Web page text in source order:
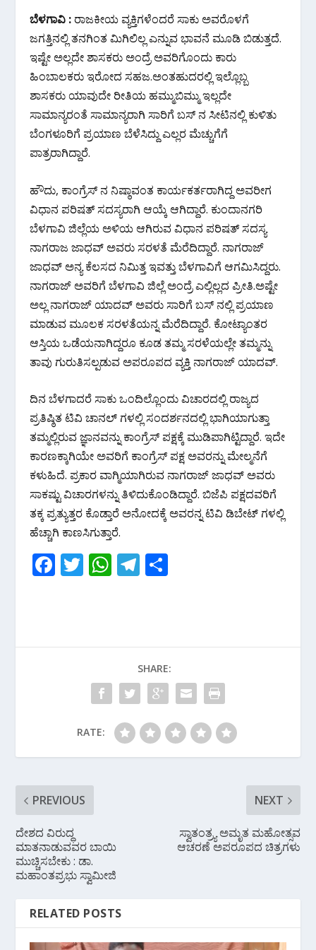
ac
e
b
o
o
k
itt
er
h
at
s
A
p
p
el
e
gr
a
m
h
ar
e
ಬೆಳಗಾವಿ : ರಾಜಕೀಯ ವ್ಯಕ್ತಿಗಳೆಂದರೆ ಸಾಕು ಅವರೊಳಗೆ
ಜಗತ್ತಿನಲ್ಲಿ ತನಗಿಂತ ಮಿಗಿಲಿಲ್ಲ ಎನ್ನುವ ಭಾವನೆ ಮೂಡಿ ಬಿಡುತ್ತದೆ.
ಇಷ್ಟೇ ಅಲ್ಲದೇ ಶಾಸಕರು ಅಂದ್ರೆ ಅವರಿಗೊಂದು ಕಾರು
ಹಿಂಬಾಲಕರು ಇರೋದ ಸಹಜ.ಅಂತಹುದರಲ್ಲಿ ಇಲ್ಲೊಬ್ಬ
ಶಾಸಕರು ಯಾವುದೇ ರೀತಿಯ ಹಮ್ಮುಬಿಮ್ಮು ಇಲ್ಲದೇ
ಸಾಮಾನ್ಯರಂತೆ ಸಾಮಾನ್ಯರಾಗಿ ಸಾರಿಗೆ ಬಸ್ ನ ಸೀಟಿನಲ್ಲಿ ಕುಳಿತು
ಬೆಂಗಳೂರಿಗೆ ಪ್ರಯಾಣ ಬೆಳೆಸಿದ್ದು ಎಲ್ಲರ ಮೆಚ್ಚುಗೆಗೆ
ಪಾತ್ರರಾಗಿದ್ದಾರೆ.
ಹೌದು, ಕಾಂಗ್ರೆಸ್ ನ ನಿಷ್ಠಾವಂತ ಕಾರ್ಯಕರ್ತರಾಗಿದ್ದ ಅವರೀಗ
ವಿಧಾನ ಪರಿಷತ್ ಸದಸ್ಯರಾಗಿ ಆಯ್ಕೆ ಆಗಿದ್ದಾರೆ. ಕುಂದಾನಗರಿ
ಬೆಳಗಾವಿ ಜಿಲ್ಲೆಯ ಅಳಿಯ ಆಗಿರುವ ವಿಧಾನ ಪರಿಷತ್ ಸದಸ್ಯ
ನಾಗರಾಜ ಜಾಧವ್ ಅವರು ಸರಳತೆ ಮೆರೆದಿದ್ದಾರೆ. ನಾಗರಾಜ್
ಜಾಧವ್ ಅನ್ಯ ಕೆಲಸದ ನಿಮಿತ್ತ ಇವತ್ತು ಬೆಳಗಾವಿಗೆ ಆಗಮಿಸಿದ್ದರು‌.
ನಾಗರಾಜ್ ಅವರಿಗೆ ಬೆಳಗಾವಿ ಜಿಲ್ಲೆ ಅಂದ್ರೆ ಎಲ್ಲಿಲ್ಲದ ಪ್ರೀತಿ.ಅಷ್ಟೇ
ಅಲ್ಲ ನಾಗರಾಜ್ ಯಾದವ್ ಅವರು ಸಾರಿಗೆ ಬಸ್ ನಲ್ಲಿ ಪ್ರಯಾಣ
ಮಾಡುವ ಮೂಲಕ ಸರಳತೆಯನ್ನ ಮೆರೆದಿದ್ದಾರೆ. ಕೋಟ್ಯಾಂತರ
ಆಸ್ತಿಯ ಒಡೆಯನಾಗಿದ್ದರೂ ಕೂಡ ತಮ್ಮ ಸರಳೆಯಲ್ಲೇ ತಮ್ಮನ್ನು
ತಾವು ಗುರುತಿಸಲ್ಪಡುವ ಅಪರೂಪದ ವ್ಯಕ್ತಿ ನಾಗರಾಜ್ ಯಾದವ್.
ದಿನ ಬೆಳಗಾದರೆ ಸಾಕು ಒಂದಿಲ್ಲೊಂದು ವಿಚಾರದಲ್ಲಿ ರಾಜ್ಯದ
ಪ್ರತಿಷ್ಠಿತ ಟಿವಿ ಚಾನಲ್ ಗಳಲ್ಲಿ ಸಂದರ್ಶನದಲ್ಲಿ ಭಾಗಿಯಾಗುತ್ತಾ
ತಮ್ಮಲ್ಲಿರುವ ಜ್ಞಾನವನ್ನು ಕಾಂಗ್ರೆಸ್ ಪಕ್ಷಕ್ಕೆ ಮುಡಿಪಾಗಿಟ್ಟಿದ್ದಾರೆ‌. ಇದೇ
ಕಾರಣಕ್ಕಾಗಿಯೇ ಅವರಿಗೆ ಕಾಂಗ್ರೆಸ್ ಪಕ್ಷ ಅವರನ್ನು ಮೇಲ್ಮನೆಗೆ
ಕಳುಹಿದೆ. ಪ್ರಕಾರ ವಾಗ್ಮಿಯಾಗಿರುವ ನಾಗರಾಜ್ ಜಾಧವ್ ಅವರು
ಸಾಕಷ್ಟು ವಿಚಾರಗಳನ್ನು ತಿಳಿದುಕೊಂಡಿದ್ದಾರೆ‌. ಬಿಜೆಪಿ ಪಕ್ಷದವರಿಗೆ
ತಕ್ಕ ಪ್ರತ್ಯುತ್ತರ ಕೊಡ್ತಾರೆ ಅನೋದಕ್ಕೆ ಅವರನ್ನ ಟಿವಿ ಡಿಬೇಟ್ ಗಳಲ್ಲಿ
ಹೆಚ್ಚಾಗಿ ಕಾಣಸಿಗುತ್ತಾರೆ.
F
o
T W
A
p
p
T
a
m
SHARE:
RATE:
PREVIOUS
ದೇಶದ ವಿರುದ್ಧ
ಮಾತನಾಡುವವರ ಬಾಯಿ
ಮುಚ್ಚಿಸಬೇಕು : ಡಾ.
ಮಹಾಂತಪ್ರಭು ಸ್ವಾಮೀಜಿ
NEXT
ಸ್ವಾತಂತ್ರ್ಯ ಅಮೃತ ಮಹೋತ್ಸವ
ಆಚರಣೆ ಅಪರೂಪದ ಚಿತ್ರಗಳು
RELATED POSTS